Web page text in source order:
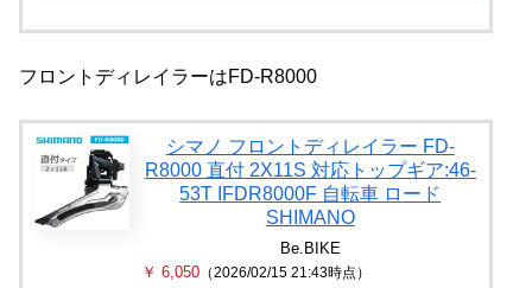
フロントディレイラーはFD-R8000
シマノ フロントディレイラー FD-
R8000 直付 2X11S 対応トップギア:46-
53T IFDR8000F 自転車 ロード
SHIMANO
Be.BIKE
￥ 6,050 （2026/02/15 21:43時点）